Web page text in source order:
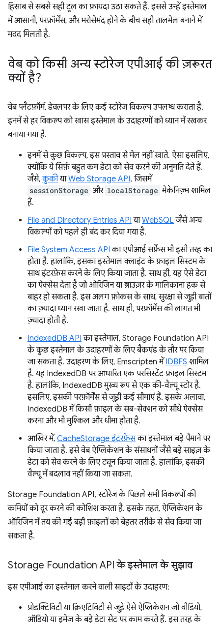
हिसाब से सबसे सही टूल का फ़ायदा उठा सकते हैं. इससे उन्हें इस्तेमाल
में आसानी, परफ़ॉर्मेंस, और भरोसेमंद होने के बीच सही तालमेल बनाने में
मदद मिलती है.
वेब को किसी अन्य स्टोरेज एपीआई की ज़रूरत
क्यों है?
वेब प्लैटफ़ॉर्म, डेवलपर के लिए कई स्टोरेज विकल्प उपलब्ध कराता है.
इनमें से हर विकल्प को खास इस्तेमाल के उदाहरणों को ध्यान में रखकर
बनाया गया है.
इनमें से कुछ विकल्प, इस प्रस्ताव से मेल नहीं खाते. ऐसा इसलिए,
क्योंकि ये सिर्फ़ बहुत कम डेटा को सेव करने की अनुमति देते हैं.
जैसे,कुकीयाWeb Storage API, जिसमें
sessionStorage और localStorage मेकेनिज़्म शामिल
हैं.
File and Directory Entries API याWebSQL जैसे अन्य
विकल्पों को पहले ही बंद कर दिया गया है.
File System Access API का एपीआई सर्फ़ेस भी इसी तरह का
होता है. हालांकि, इसका इस्तेमाल क्लाइंट के फ़ाइल सिस्टम के
साथ इंटरफ़ेस करने के लिए किया जाता है. साथ ही, यह ऐसे डेटा
का ऐक्सेस देता है जो ओरिजिन या ब्राउज़र के मालिकाना हक से
बाहर हो सकता है. इस अलग फ़ोकस के साथ, सुरक्षा से जुड़ी बातों
का ज़्यादा ध्यान रखा जाता है. साथ ही, परफ़ॉर्मेंस की लागत भी
ज़्यादा होती है.
IndexedDB API का इस्तेमाल, Storage Foundation API
के कुछ इस्तेमाल के उदाहरणों के लिए बैकएंड के तौर पर किया
जा सकता है. उदाहरण के लिए, Emscripten में IDBFS शामिल
है. यह IndexedDB पर आधारित एक परसिस्टेंट फ़ाइल सिस्टम
है. हालांकि, IndexedDB मुख्य रूप से एक की-वैल्यू स्टोर है.
इसलिए, इसकी परफ़ॉर्मेंस से जुड़ी कई सीमाएं हैं. इसके अलावा,
IndexedDB में किसी फ़ाइल के सब-सेक्शन को सीधे ऐक्सेस
करना और भी मुश्किल और धीमा होता है.
आखिर में, CacheStorage इंटरफ़ेसका इस्तेमाल बड़े पैमाने पर
किया जाता है. इसे वेब ऐप्लिकेशन के संसाधनों जैसे बड़े साइज़ के
डेटा को सेव करने के लिए ट्यून किया जाता है. हालांकि, इसकी
वैल्यू में बदलाव नहीं किया जा सकता.
Storage Foundation API, स्टोरेज के पिछले सभी विकल्पों की
कमियों को दूर करने की कोशिश करता है. इसके तहत, ऐप्लिकेशन के
ऑरिजिन में तय की गई बड़ी फ़ाइलों को बेहतर तरीके से सेव किया जा
सकता है.
Storage Foundation API के इस्तेमाल के सुझाव
इस एपीआई का इस्तेमाल करने वाली साइटों के उदाहरण:
प्रोडक्टिविटी या क्रिएटिविटी से जुड़े ऐसे ऐप्लिकेशन जो वीडियो,
ऑडियो या इमेज के बड़े डेटा सेट पर काम करते हैं. इस तरह के